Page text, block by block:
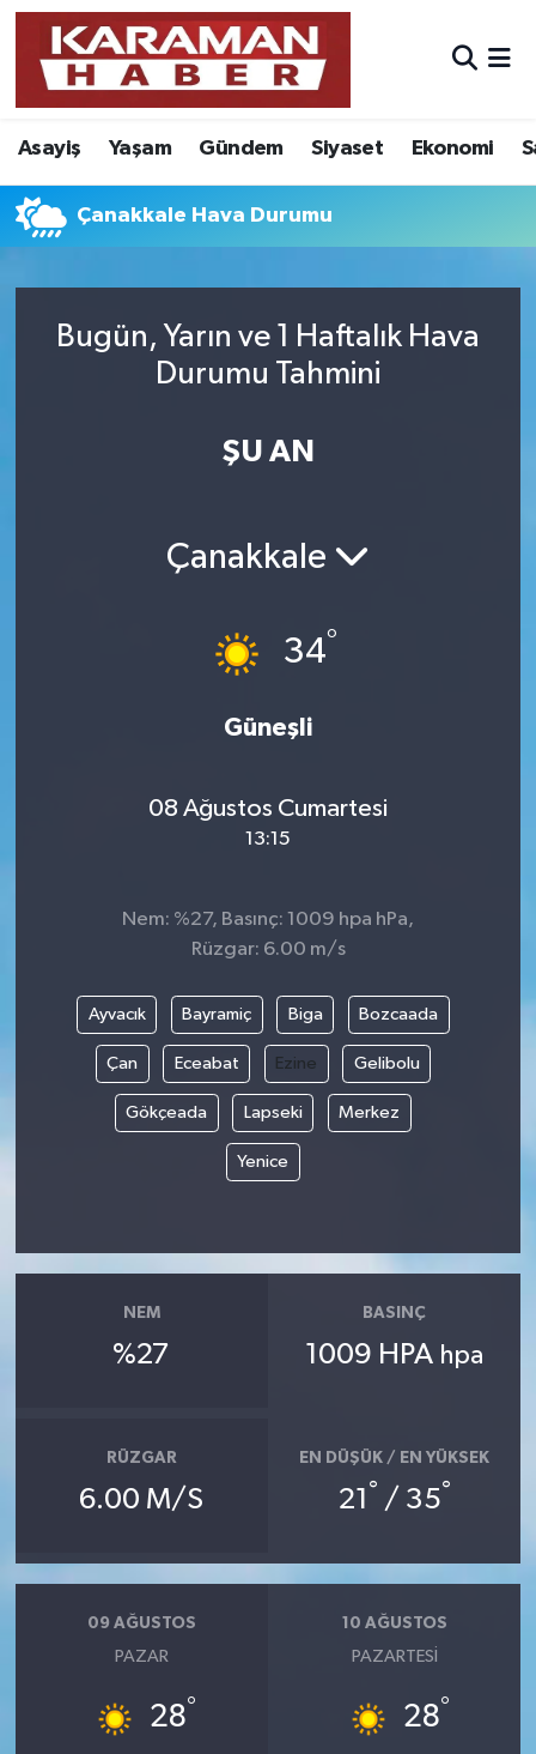
Asayiş Yaşam Gündem Siyaset Ekonomi
Çanakkale Hava Durumu
Bugün, Yarın ve 1 Haftalık Hava
Durumu Tahmini
ŞU AN
Çanakkale
34°
Güneşli
08 Ağustos Cumartesi
13:15
Nem: %27, Basınç: 1009 hpa hPa,
Rüzgar: 6.00 m/s
Ayvacık Bayramiç Biga Bozcaada
Çan Eceabat Ezine Gelibolu
Gökçeada Lapseki Merkez
Yenice
NEM
%27
BASINÇ
1009 HPA hpa
RÜZGAR
6.00 M/S
EN DÜŞÜK / EN YÜKSEK
21 ° / 35°
09 AĞUSTOS
PAZAR
28°
10 AĞUSTOS
PAZARTESI
28°
Asayiş
Bilim - Teknoloji
Eğitim
Foto Galeri
Nöbetçi Eczaneler
Hava Durumu
Karaman Namaz Vakitleri
Süper Lig Puan Durumu ve Fikstür
Son Dakika Haberleri